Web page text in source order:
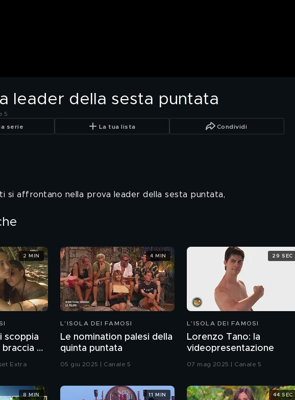
leader della sesta puntata
5
serie La tua lista Condividi
si affrontano nella prova leader della sesta puntata,
scoppia
di
Extra
2 MIN
L'ISOLA DEI FAMOSI
Le nomination palesi della
quinta puntata
05 giu 2025 | Canale 5
4 MIN
L'ISOLA DEI FAMOSI
Lorenzo Tano: la
videopresentazione
07 mag 2025 | Canale 5
29 SEC
8 MIN 11 MIN 44 SEC